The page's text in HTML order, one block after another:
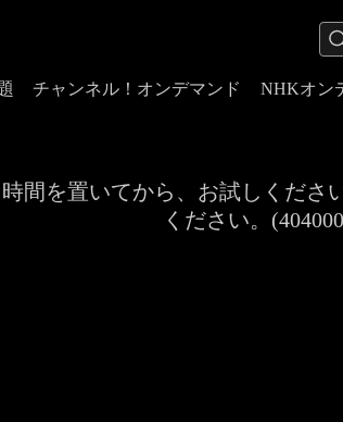
チャンネル！オンデマンド NHKオン
間を置いてから、お試しくだ
ください。